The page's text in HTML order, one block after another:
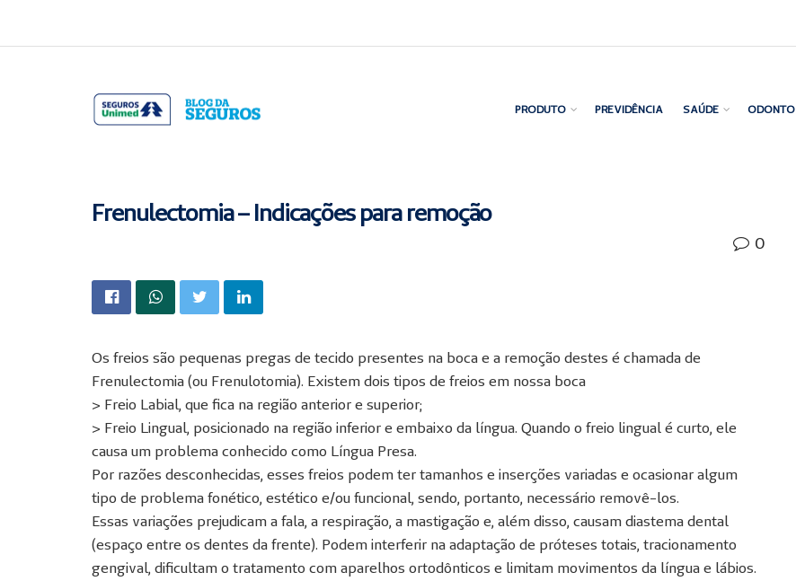
PRODUTO PREVIDÊNCIA SAÚDE ODONTO
Frenulectomia – Indicações para remoção
0
Os freios são pequenas pregas de tecido presentes na boca e a remoção destes é chamada de
Frenulectomia (ou Frenulotomia). Existem dois tipos de freios em nossa boca
> Freio Labial, que fica na região anterior e superior;
> Freio Lingual, posicionado na região inferior e embaixo da língua. Quando o freio lingual é curto, ele
causa um problema conhecido como Língua Presa.
Por razões desconhecidas, esses freios podem ter tamanhos e inserções variadas e ocasionar algum
tipo de problema fonético, estético e/ou funcional, sendo, portanto, necessário removê-los.
Essas variações prejudicam a fala, a respiração, a mastigação e, além disso, causam diastema dental
(espaço entre os dentes da frente). Podem interferir na adaptação de próteses totais, tracionamento
gengival, dificultam o tratamento com aparelhos ortodônticos e limitam movimentos da língua e lábios.